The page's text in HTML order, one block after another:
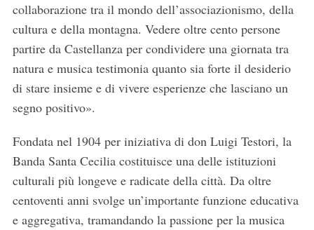
collaborazione tra il mondo dell’associazionismo, della
cultura e della montagna. Vedere oltre cento persone
partire da Castellanza per condividere una giornata tra
natura e musica testimonia quanto sia forte il desiderio
di stare insieme e di vivere esperienze che lasciano un
segno positivo».
Fondata nel 1904 per iniziativa di don Luigi Testori, la
Banda Santa Cecilia costituisce una delle istituzioni
culturali più longeve e radicate della città. Da oltre
centoventi anni svolge un’importante funzione educativa
e aggregativa, tramandando la passione per la musica
S
e
a
c
h
f
r
: